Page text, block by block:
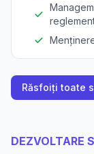
Răsfoiți toate
DEZVOLTARE